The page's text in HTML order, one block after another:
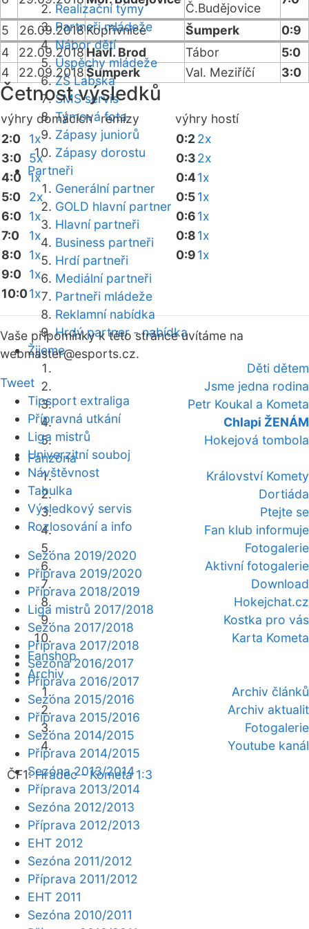
Realizační týmy
Partneři mládeže
Nábor dětí
Úspěchy mládeže
ZŠ Labská
SMS servis
Týmová fota
Zápasy juniorů
Zápasy dorostu
Partneři
Generální partner
GOLD hlavní partner
Hlavní partneři
Business partneři
Hrdí partneři
Mediální partneři
Partneři mládeže
Reklamní nabídka
Hrdý partner - nabídka
Žijeme
Děti dětem
Jsme jedna rodina
Petr Koukal a Kometa
Chlapi ŽENÁM
Hokejová tombola
Fanzóna
Království Komety
Dortiáda
Ptejte se
Fan klub informuje
Fotogalerie
Aktivní fotogalerie
Download
Hokejchat.cz
Kostka pro vás
Karta Kometa
Fanshop
Archiv
Archiv článků
Archiv aktualit
Fotogalerie
Youtube kanál
ČF1:Hradec - Kometa 1:3
Č.Budějovice
5 26.09.2018Kopřivnice Šumperk
0:9
4
22.09.2018Havl. Brod Tábor
5:0
4
22.09.2018Šumperk Val. Meziříčí 3:0
Četnost výsledků
výhry domácíchremízy výhry hostí
2:0
1x
3:0 5x
4:0 1x
5:0
2x
6:0 1x
7:0
1x
8:0 1x
9:0 1x
10:01x
0:22x
0:32x
0:41x
0:51x
0:61x
0:81x
0:91x
Vaše připomínky k této stránce uvítáme na
webmaster@esports.cz.
Tweet
Tipsport extraliga
Přípravná utkání
Liga mistrů
Univerzitní souboj
Návštěvnost
Tabulka
Výsledkový servis
Rozlosování a info
Sezóna 2019/2020
Příprava 2019/2020
Příprava 2018/2019
Liga mistrů 2017/2018
Sezóna 2017/2018
Příprava 2017/2018
Sezóna 2016/2017
Příprava 2016/2017
Sezóna 2015/2016
Příprava 2015/2016
Sezóna 2014/2015
Příprava 2014/2015
Sezóna 2013/2014
Příprava 2013/2014
Sezóna 2012/2013
Příprava 2012/2013
EHT 2012
Sezóna 2011/2012
Příprava 2011/2012
EHT 2011
Sezóna 2010/2011